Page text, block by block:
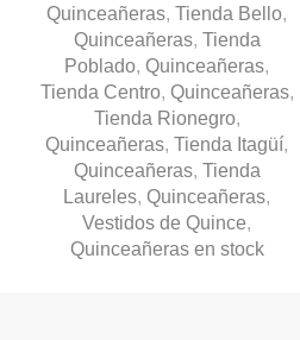
Quinceañeras, Tienda Bello,
Quinceañeras, Tienda
Poblado, Quinceañeras,
Tienda Centro, Quinceañeras,
Tienda Rionegro,
Quinceañeras, Tienda Itagüí,
Quinceañeras, Tienda
Laureles, Quinceañeras,
Vestidos de Quince,
Quinceañeras en stock